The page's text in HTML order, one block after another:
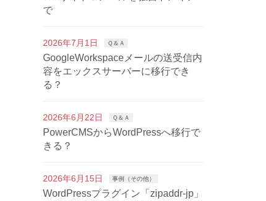
で
2026年7月1日 Ｑ＆Ａ
GoogleWorkspaceメールの送受信内
容をエックスサーバーに移行でき
る？
2026年6月22日 Ｑ＆Ａ
PowerCMSからWordPressへ移行で
きる？
2026年6月15日 事例（その他）
WordPressプラグイン「zipaddr-jp」